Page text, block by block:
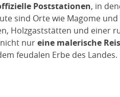
Poststationen, in
sind Orte wie Magome
Holzgaststätten und einer
nureine malerische
feudalen Erbe des Landes.